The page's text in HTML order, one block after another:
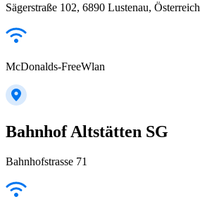
Sägerstraße 102, 6890 Lustenau, Österreich
McDonalds-FreeWlan
Bahnhof Altstätten SG
Bahnhofstrasse 71